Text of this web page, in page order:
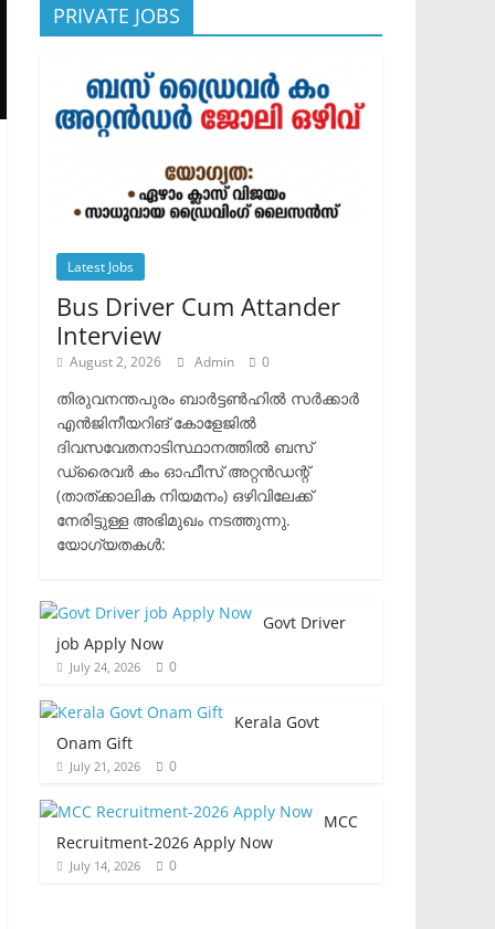
PRIVATE JOBS
Latest Jobs
Bus Driver Cum Attander
Interview
August 2, 2026 Admin 0
തിരുവനന്തപുരം ബാർട്ടൺഹിൽ സർക്കാർ
എൻജിനീയറിങ് കോളേജിൽ
ദിവസവേതനാടിസ്ഥാനത്തിൽ ബസ്
ഡ്രൈവർ കം ഓഫീസ് അറ്റൻഡന്റ്
(താത്ക്കാലിക നിയമനം) ഒഴിവിലേക്ക്
നേരിട്ടുള്ള അഭിമുഖം നടത്തുന്നു.​
യോഗ്യതകൾ:
Govt Driver
job Apply Now
July 24, 2026 0
Kerala Govt
Onam Gift
July 21, 2026 0
MCC
Recruitment-2026 Apply Now
July 14, 2026 0